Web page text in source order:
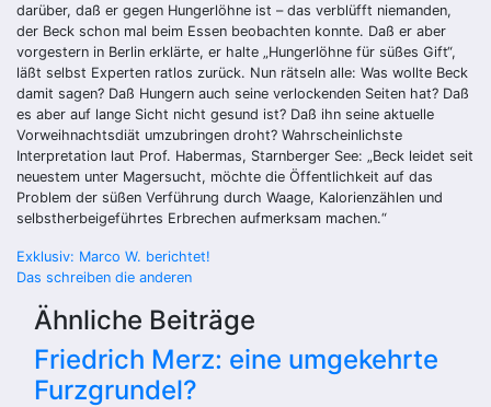
darüber, daß er gegen Hungerlöhne ist – das verblüfft niemanden,
der Beck schon mal beim Essen beobachten konnte. Daß er aber
vorgestern in Berlin erklärte, er halte „Hungerlöhne für süßes Gift“,
läßt selbst Experten ratlos zurück. Nun rätseln alle: Was wollte Beck
damit sagen? Daß Hungern auch seine verlockenden Seiten hat? Daß
es aber auf lange Sicht nicht gesund ist? Daß ihn seine aktuelle
Vorweihnachtsdiät umzubringen droht? Wahrscheinlichste
Interpretation laut Prof. Habermas, Starnberger See: „Beck leidet seit
neuestem unter Magersucht, möchte die Öffentlichkeit auf das
Problem der süßen Verführung durch Waage, Kalorienzählen und
selbstherbeigeführtes Erbrechen aufmerksam machen.“
Beitragsnavigation
Exklusiv: Marco W. berichtet!
Das schreiben die anderen
Ähnliche Beiträge
Friedrich Merz: eine umgekehrte
Furzgrundel?